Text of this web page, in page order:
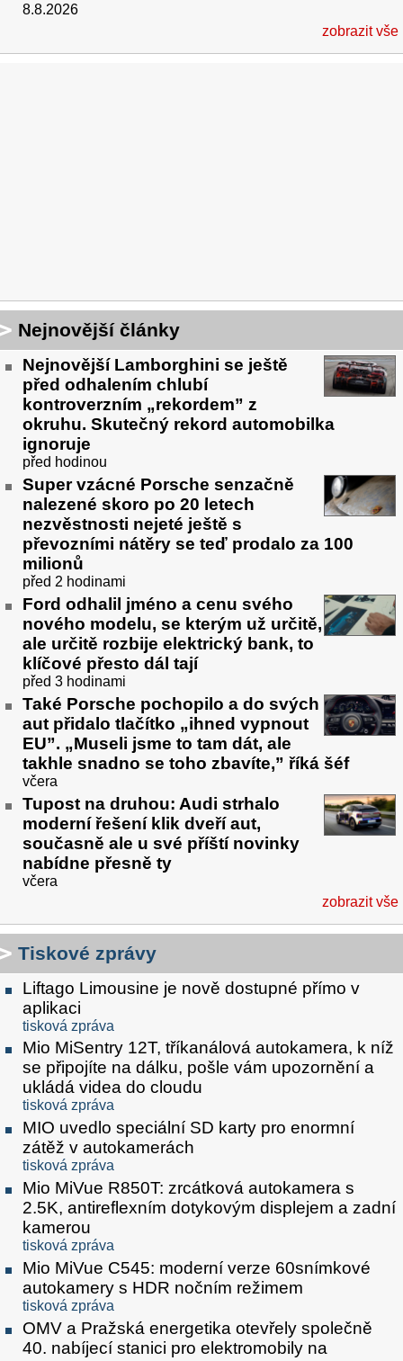
8.8.2026
zobrazit vše
Nejnovější články
Nejnovější Lamborghini se ještě
před odhalením chlubí
kontroverzním „rekordem” z
okruhu. Skutečný rekord automobilka
ignoruje
před hodinou
Super vzácné Porsche senzačně
nalezené skoro po 20 letech
nezvěstnosti nejeté ještě s
převozními nátěry se teď prodalo za 100
milionů
před 2 hodinami
Ford odhalil jméno a cenu svého
nového modelu, se kterým už určitě,
ale určitě rozbije elektrický bank, to
klíčové přesto dál tají
před 3 hodinami
Také Porsche pochopilo a do svých
aut přidalo tlačítko „ihned vypnout
EU”. „Museli jsme to tam dát, ale
takhle snadno se toho zbavíte,” říká šéf
včera
Tupost na druhou: Audi strhalo
moderní řešení klik dveří aut,
současně ale u své příští novinky
nabídne přesně ty
včera
zobrazit vše
Tiskové zprávy
Liftago Limousine je nově dostupné přímo v
aplikaci
tisková zpráva
Mio MiSentry 12T, tříkanálová autokamera, k níž
se připojíte na dálku, pošle vám upozornění a
ukládá videa do cloudu
tisková zpráva
MIO uvedlo speciální SD karty pro enormní
zátěž v autokamerách
tisková zpráva
Mio MiVue R850T: zrcátková autokamera s
2.5K, antireflexním dotykovým displejem a zadní
kamerou
tisková zpráva
Mio MiVue C545: moderní verze 60snímkové
autokamery s HDR nočním režimem
tisková zpráva
OMV a Pražská energetika otevřely společně
40. nabíjecí stanici pro elektromobily na